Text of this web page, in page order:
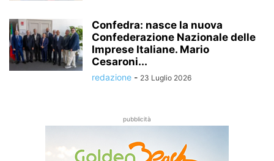
Confedra: nasce la nuova
Confederazione Nazionale delle
Imprese Italiane. Mario
Cesaroni...
redazione - 23 Luglio 2026
pubblicità